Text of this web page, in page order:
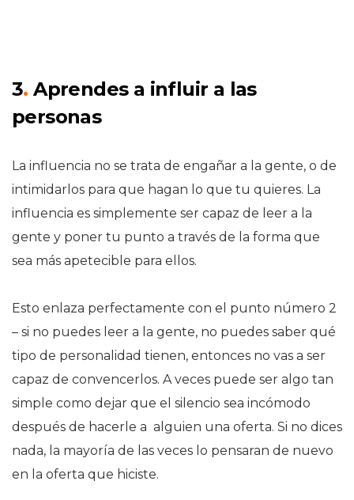
3. Aprendes a influir a las
personas
La influencia no se trata de engañar a la gente, o de
intimidarlos para que hagan lo que tu quieres. La
influencia es simplemente ser capaz de leer a la
gente y poner tu punto a través de la forma que
sea más apetecible para ellos.
Esto enlaza perfectamente con el punto número 2
– si no puedes leer a la gente, no puedes saber qué
tipo de personalidad tienen, entonces no vas a ser
capaz de convencerlos. A veces puede ser algo tan
simple como dejar que el silencio sea incómodo
después de hacerle a alguien una oferta. Si no dices
nada, la mayoría de las veces lo pensaran de nuevo
en la oferta que hiciste.